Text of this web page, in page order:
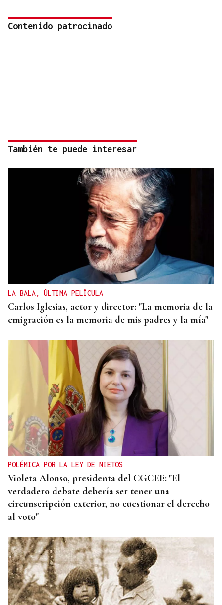
Contenido patrocinado
También te puede interesar
LA BALA, ÚLTIMA PELÍCULA
Carlos Iglesias, actor y director: "La memoria de la
emigración es la memoria de mis padres y la mía"
POLÉMICA POR LA LEY DE NIETOS
Violeta Alonso, presidenta del CGCEE: "El
verdadero debate debería ser tener una
circunscripción exterior, no cuestionar el derecho
al voto"